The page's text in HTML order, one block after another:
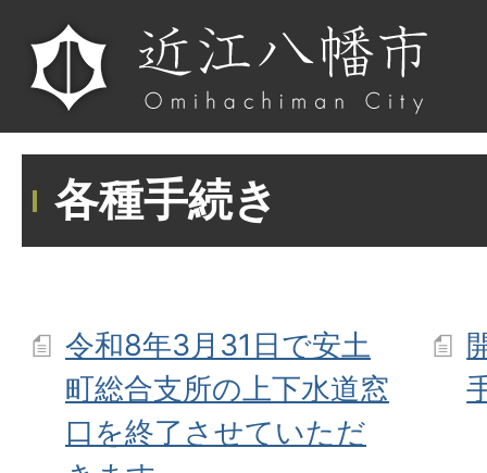
各種手続き
令和8年3月31日で安土
町総合支所の上下水道窓
口を終了させていただ